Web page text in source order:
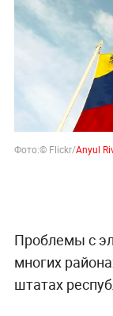
Фото:© Flickr/Anyul
Проблемы с
многих
штатах